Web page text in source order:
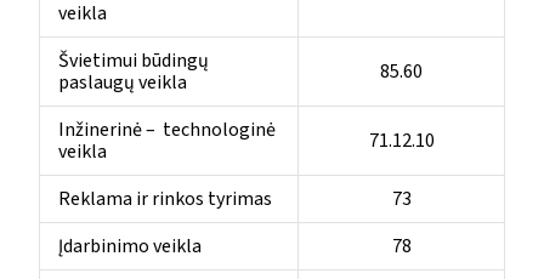
veikla
Švietimui būdingų
paslaugų veikla
85.60
Inžinerinė – technologinė
veikla
71.12.10
Reklama ir rinkos tyrimas
73
Įdarbinimo veikla
78